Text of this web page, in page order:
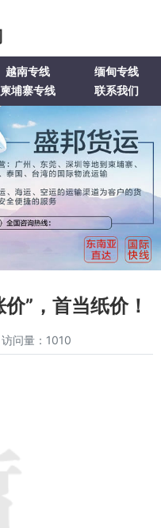
越南专线
缅甸专线
柬埔寨专线 联系我们
”，首当纸价！
问量：1010